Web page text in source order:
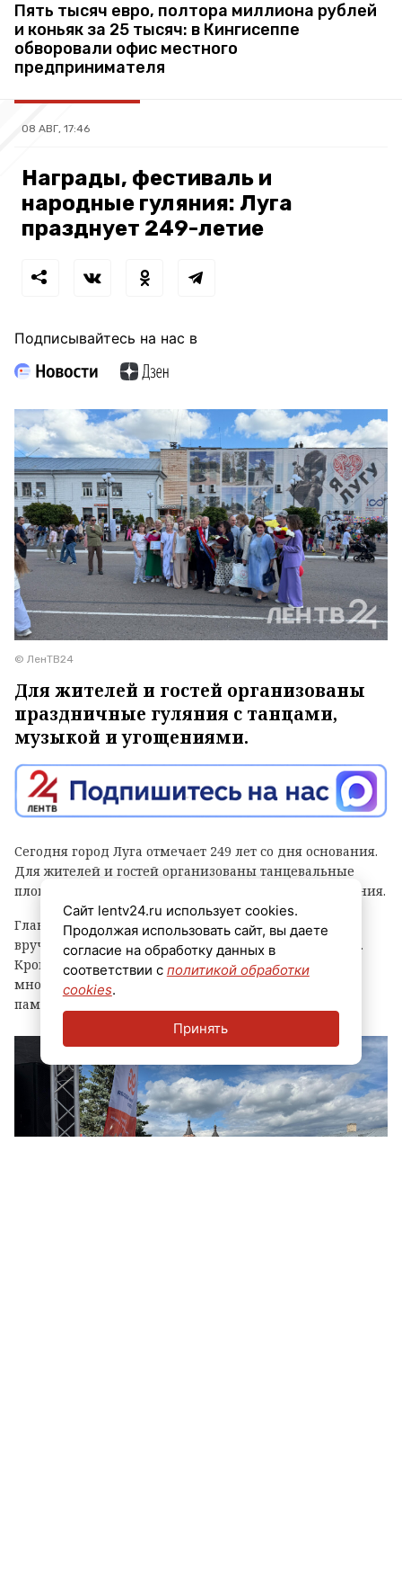
Пять тысяч евро, полтора миллиона рублей
и коньяк за 25 тысяч: в Кингисеппе
обворовали офис местного
предпринимателя
08 АВГ, 17:46
Награды, фестиваль и
народные гуляния: Луга
празднует 249-летие
Подписывайтесь на нас в
© ЛенТВ24
Для жителей и гостей организованы
праздничные гуляния с танцами,
музыкой и угощениями.
Сегодня город Луга отмечает 249 лет со дня основания.
Для жителей и гостей организованы танцевальные
площадки, выступления духовых оркестров и угощения.
Главным событием праздника стала церемония
вручения знака «Почетный гражданин города Луга».
Кроме того, региональные власти отметили
многодетные семьи муниципалитета, вручив им
памятные награды и благодарственные письма.
Сайт lentv24.ru использует cookies.
Продолжая использовать сайт, вы даете
согласие на обработку данных в
соответствии с политикой обработки
cookies.
Принять